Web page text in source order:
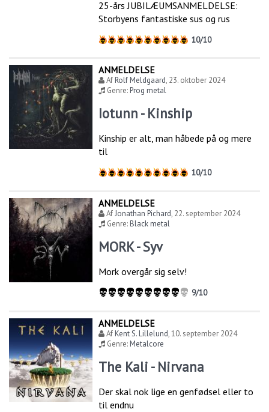
25-års JUBILÆUMSANMELDELSE:
Storbyens fantastiske sus og rus
10/10
ANMELDELSE
AfRolf Meldgaard, 23. oktober 2024
Genre:Prog metal
Iotunn - Kinship
Kinship er alt, man håbede på og mere
til
10/10
ANMELDELSE
AfJonathan Pichard, 22. september 2024
Genre:Black metal
MORK - Syv
Mork overgår sig selv!
9/10
ANMELDELSE
AfKent S. Lillelund,10. september 2024
Genre:Metalcore
The Kali - Nirvana
Der skal nok lige en genfødsel eller to
til endnu